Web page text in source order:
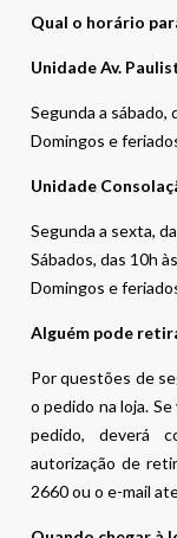
Qual o horário
Unidade Av.
Segunda a sábado,
Domingos e
Unidade
Segunda a sexta,
Sábados, das 10h
Domingos e
Alguém pode
Por questões de
o pedido na loja.
pedido, deverá
autorização de
2660 ou o e-mail